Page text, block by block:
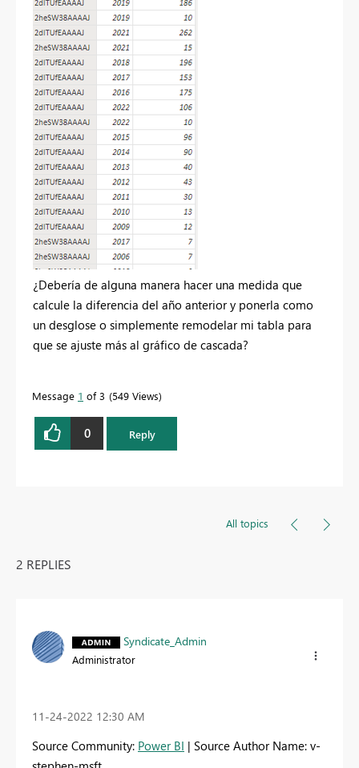
¿Debería de alguna manera hacer una medida que
calcule la diferencia del año anterior y ponerla como
un desglose o simplemente remodelar mi tabla para
que se ajuste más al gráfico de cascada?
Message 1 of 3 549 Views
0 Reply
All topics
2 REPLIES
Syndicate_Admin
Administrator
‎11-24-2022 12:30 AM
Source Community: Power BI | Source Author Name: v-